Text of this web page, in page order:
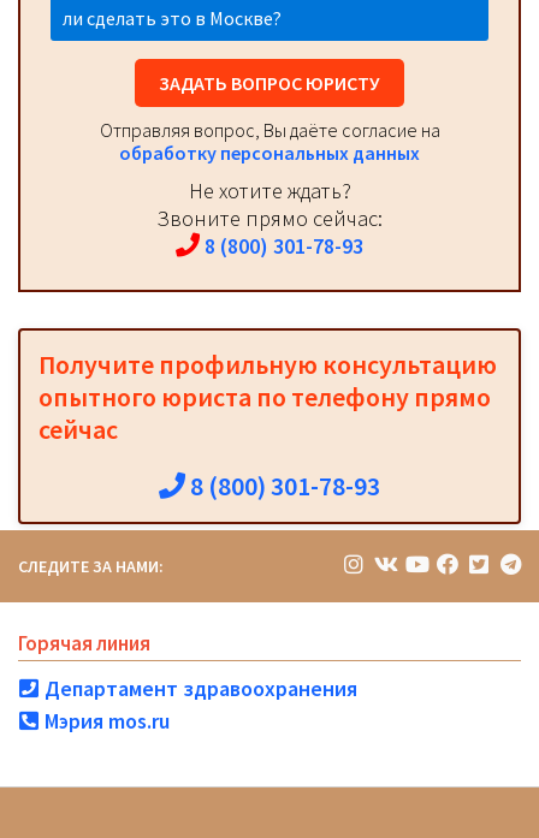
ли сделать это в Москве?
ЗАДАТЬ ВОПРОС ЮРИСТУ
Отправляя вопрос, Вы даёте согласие на
обработку персональных данных
Не хотите ждать?
Звоните прямо сейчас:
8 (800) 301-78-93
Получите профильную консультацию
опытного юриста по телефону прямо
сейчас
8 (800) 301-78-93
СЛЕДИТЕ ЗА НАМИ:
Горячая линия
Департамент здравоохранения
Мэрия mos.ru